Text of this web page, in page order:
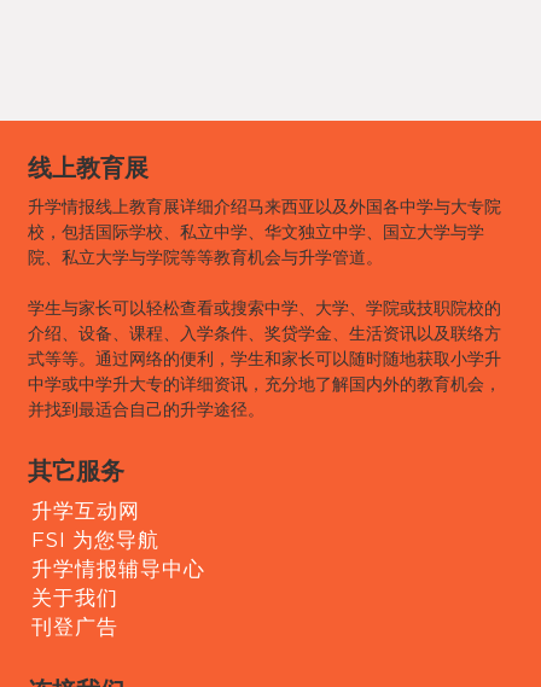
线上教育展
升学情报线上教育展详细介绍马来西亚以及外国各中学与大专院
校，包括国际学校、私立中学、华文独立中学、国立大学与学
院、私立大学与学院等等教育机会与升学管道。
学生与家长可以轻松查看或搜索中学、大学、学院或技职院校的
介绍、设备、课程、入学条件、奖贷学金、生活资讯以及联络方
式等等。通过网络的便利，学生和家长可以随时随地获取小学升
中学或中学升大专的详细资讯，充分地了解国内外的教育机会，
并找到最适合自己的升学途径。
其它服务
升学互动网
FSI 为您导航
升学情报辅导中心
关于我们
刊登广告